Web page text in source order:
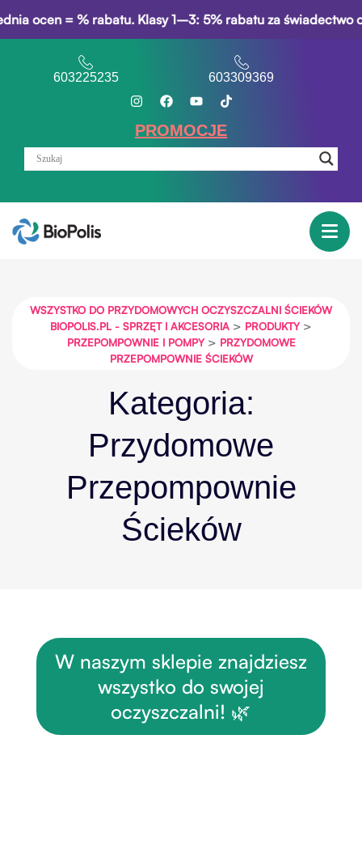
= % rabatu. Klasy 1–3: 5% rabatu za świadectwo
603225235 603309369
PROMOCJE
WSZYSTKO DO PRZYDOMOWYCH OCZYSZCZALNI ŚCIEKÓW
BIOPOLIS.PL - SPRZĘT I AKCESORIA > PRODUKTY>
PRZEPOMPOWNIE I POMPY> PRZYDOMOWE
PRZEPOMPOWNIE ŚCIEKÓW
Kategoria:
Przydomowe
Przepompownie
Ścieków
W naszym sklepie znajdziesz
wszystko do swojej
oczyszczalni! 🌿